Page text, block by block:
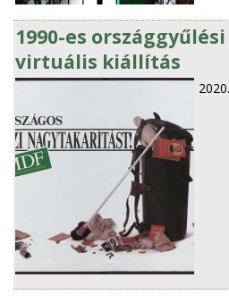
1990-es
virtuális kiállítás